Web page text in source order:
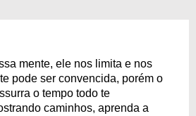
mente, ele nos limita e nos
pode ser convencida, porém o
o tempo todo te
caminhos, aprenda a